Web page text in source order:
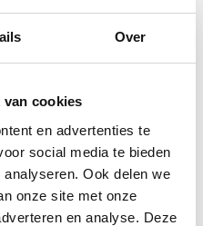
Over
van cookies
en advertenties te
social media te bieden
Ook delen we
onze site met onze
en analyse. Deze
(Wbp)
Dat betekent
en organisatorische
de in
informatie te
2016 geldt hierbij